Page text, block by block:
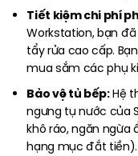
Tiết kiệm chi phí
Workstation, bạn
tẩy rửa cao cấp.
mua sắm các phụ
Bảo vệ tủ bếp:Hệ
ngưng tụ nước của
khô ráo, ngăn
hạng mục đắt tiền).